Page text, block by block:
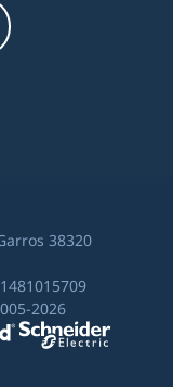
38320
2026